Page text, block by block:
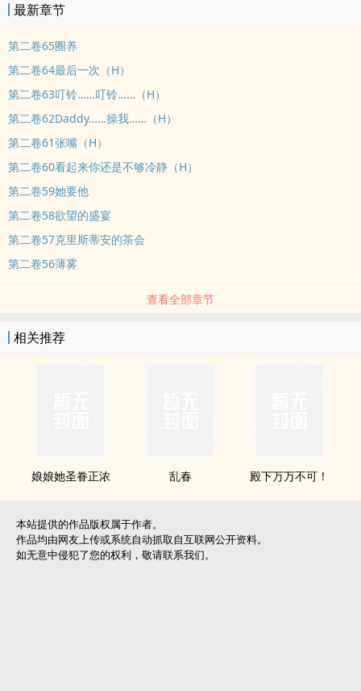
最新章节
第二卷65圈养
第二卷64最后一次（H）
第二卷63叮铃……叮铃……（H）
第二卷62Daddy……操我……（H）
第二卷61张嘴（H）
第二卷60看起来你还是不够冷静（H）
第二卷59她要他
第二卷58欲望的盛宴
第二卷57克里斯蒂安的茶会
第二卷56薄雾
查看全部章节
相关推荐
娘娘她圣眷正浓 乱春 殿下万万不可！
本站提供的作品版权属于作者。
作品均由网友上传或系统自动抓取自互联网公开资料。
如无意中侵犯了您的权利，敬请联系我们。